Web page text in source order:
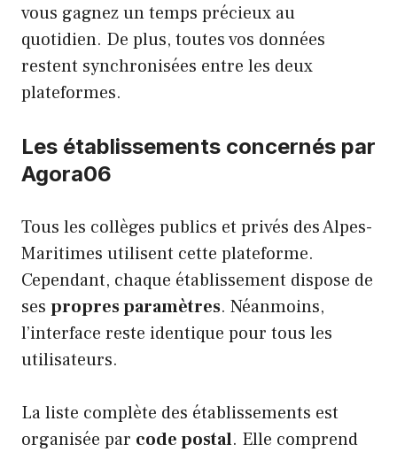
vous gagnez un temps précieux au
quotidien. De plus, toutes vos données
restent synchronisées entre les deux
plateformes.
Les établissements concernés par
Agora06
Tous les collèges publics et privés des Alpes-
Maritimes utilisent cette plateforme.
Cependant, chaque établissement dispose de
ses propres paramètres. Néanmoins,
l’interface reste identique pour tous les
utilisateurs.
La liste complète des établissements est
organisée par code postal. Elle comprend